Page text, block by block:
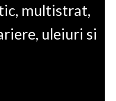
multistrat,
uleiuri si